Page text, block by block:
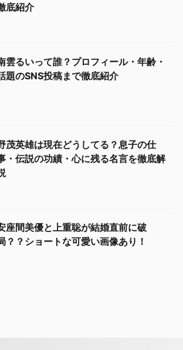
底紹介
雲るいって誰？プロフィール・年齢・
題のSNS投稿まで徹底紹介
茂英雄は現在どうしてる？息子の仕
・伝説の功績・心に残る名言を徹底解
座間美優と上重聡が結婚直前に破
？？ショートな可愛い画像あり！